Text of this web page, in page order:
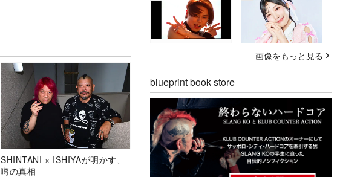
SHINTANI × ISHIYAが明かす、
噂の真相
画像をもっと見る
blueprint book store